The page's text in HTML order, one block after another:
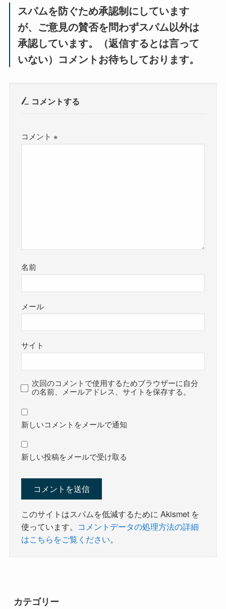
スパムを防ぐため承認制にしています
が、ご意見の賛否を問わずスパム以外は
承認しています。（返信するとは言って
いない）コメントお待ちしております。
コメントする
コメント※
名前
メール
サイト
次回のコメントで使用するためブラウザーに自分
の名前、メールアドレス、サイトを保存する。
新しいコメントをメールで通知
新しい投稿をメールで受け取る
このサイトはスパムを低減するために Akismet を
使っています。 コメントデータの処理方法の詳細
はこちらをご覧ください。
カテゴリー